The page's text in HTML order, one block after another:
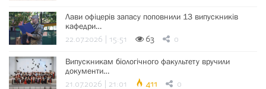
Лави офіцерів запасу поповнили 13 випускників
кафедри…
22.07.2026 | 15:51 63 0
Випускникам біологічного факультету вручили
документи…
21.07.2026 | 21:01 411 0